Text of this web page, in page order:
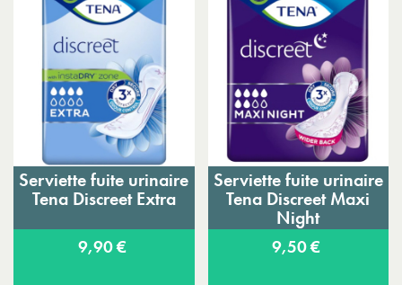
Serviette fuite urinaire
Tena Discreet Extra
9,90 €
Serviette fuite urinaire
Tena Discreet Maxi
Night
9,50 €